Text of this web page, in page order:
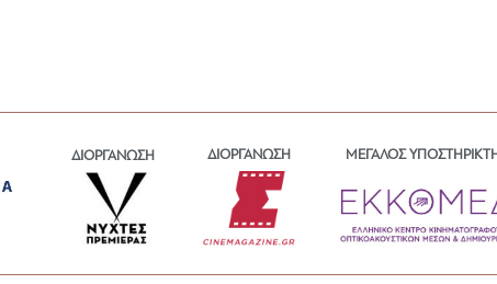
ΔΙΟΡΓΑΝΩΣΗ ΔΙΟΡΓΑΝΩΣΗ ΜΕΓΑΛΟΣ